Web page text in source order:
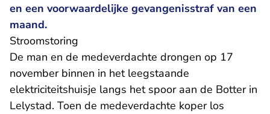
en een voorwaardelijke gevangenisstraf van een
maand.
Stroomstoring
De man en de medeverdachte drongen op 17
november binnen in het leegstaande
elektriciteitshuisje langs het spoor aan de Botter in
Lelystad. Toen de medeverdachte koper los